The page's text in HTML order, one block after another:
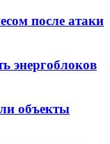
после атаки
энергоблоков
объекты